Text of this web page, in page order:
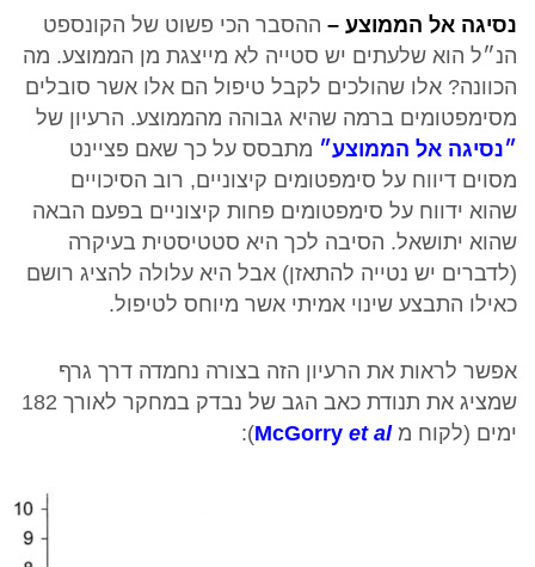
נסיגה אל הממוצע – ההסבר הכי פשוט של הקונספט
הנ״ל הוא שלעתים יש סטייה לא מייצגת מן הממוצע. מה
הכוונה? אלו שהולכים לקבל טיפול הם אלו אשר סובלים
מסימפטומים ברמה שהיא גבוהה מהממוצע. הרעיון של
״נסיגה אל הממוצע״ מתבסס על כך שאם פציינט
מסוים דיווח על סימפטומים קיצוניים, רוב הסיכויים
שהוא ידווח על סימפטומים פחות קיצוניים בפעם הבאה
שהוא יתושאל. הסיבה לכך היא סטטיסטית בעיקרה
(לדברים יש נטייה להתאזן) אבל היא עלולה להציג רושם
כאילו התבצע שינוי אמיתי אשר מיוחס לטיפול.
אפשר לראות את הרעיון הזה בצורה נחמדה דרך גרף
שמציג את תנודת כאב הגב של נבדק במחקר לאורך 182
ימים (לקוח מ
McGorry et al
):